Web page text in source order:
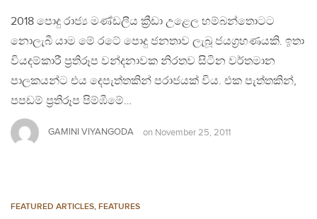
2018 පොදු රාජ්‍ය මණ්ඩලීය ක්‍රීඩා උළෙල හම්බන්තොටට
නොලැබී යාම මේ රටේ පොදු ජනතාව ලැබූ ජයග්‍රහණයකි. ඉතා
වියදම්කාරී ප්‍රතිරූප වන්දනාවක නිරතව සිටින වර්තමාන
පාලකයන්ට එය දෙපැත්තකින් පරාජයක් විය. එක පැත්තකින්,
පපඩම් ප්‍රතිරූප පිම්ඹීමේ…
GAMINI VIYANGODA on November 25, 2011
FEATURED ARTICLES, FEATURES